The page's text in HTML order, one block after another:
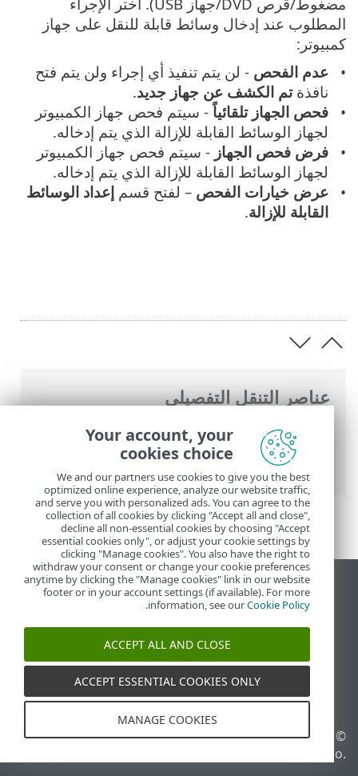
عناصر التنقل التفصيلي
تعليمات ESET عبر الإنترنت >
ESET Endpoint
Antivirus
> الإعداد المتقدم>عمليات فحص
فحص الجهاز
> الوسائط القابلة للإزالة
المطلوب عند إدخال وسائط قابلة للنقل على جهاز
كمبيوتر:
عدم الفحص - لن يتم تنفيذ أي إجراء ولن يتم فتح
نافذةتم الكشف عن جهاز جديد.
فحص الجهاز تلقائياً - سيتم فحص جهاز الكمبيوتر
لجهاز الوسائط القابلة للإزالة الذي يتم إدخاله.
فرض فحص الجهاز - سيتم فحص جهاز الكمبيوتر
لجهاز الوسائط القابلة للإزالة الذي يتم إدخاله.
عرض خيارات الفحص – لفتح قسمإعداد الوسائط
القابلة للإزالة.
عرض موقع سطح المكتب
End of Life
قاعدة معارف ESET
ESET Status Portal
الدعم الإقليمي
© 1992 - 2026 ESET, spol. s
r.o.‎ - جميع الحقوق محفوظة.
إدارة ملفات تعريف الارتباط
Your account, your
cookies choice
We and our partners use cookies to give you the best
optimized online experience, analyze our website traffic,
and serve you with personalized ads. You can agree to the
collection of all cookies by clicking "Accept all and close",
decline all non-essential cookies by choosing "Accept
essential cookies only", or adjust your cookie settings by
clicking "Manage cookies". You also have the right to
withdraw your consent or change your cookie preferences
anytime by clicking the "Manage cookies" link in our website
footer or in your account settings (if available). For more
information, see ourCookie Policy
.
ACCEPT ALL AND CLOSE
ACCEPT ESSENTIAL COOKIES ONLY
MANAGE COOKIES